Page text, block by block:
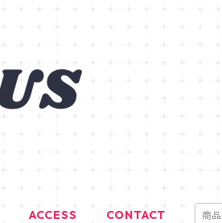
ACCESS CONTACT